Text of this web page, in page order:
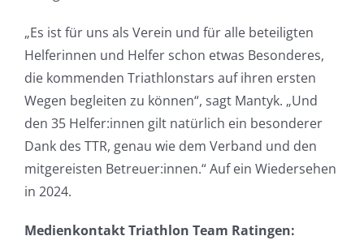
„Es ist für uns als Verein und für alle beteiligten
Helferinnen und Helfer schon etwas Besonderes,
die kommenden Triathlonstars auf ihren ersten
Wegen begleiten zu können“, sagt Mantyk. „Und
den 35 Helfer:innen gilt natürlich ein besonderer
Dank des TTR, genau wie dem Verband und den
mitgereisten Betreuer:innen.“ Auf ein Wiedersehen
in 2024.
Medienkontakt Triathlon Team Ratingen: